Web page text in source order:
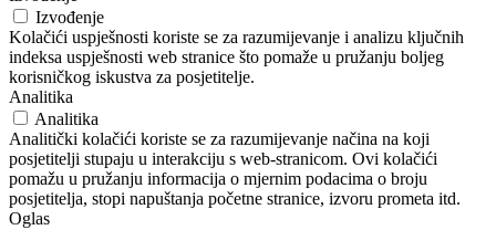
Izvođenje
Kolačići uspješnosti koriste se za razumijevanje i analizu ključnih
indeksa uspješnosti web stranice što pomaže u pružanju boljeg
korisničkog iskustva za posjetitelje.
Analitika
Analitika
Analitički kolačići koriste se za razumijevanje načina na koji
posjetitelji stupaju u interakciju s web-stranicom. Ovi kolačići
pomažu u pružanju informacija o mjernim podacima o broju
posjetitelja, stopi napuštanja početne stranice, izvoru prometa itd.
Oglas